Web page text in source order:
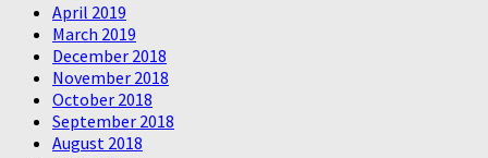
April 2019
March 2019
December 2018
November 2018
October 2018
September 2018
August 2018